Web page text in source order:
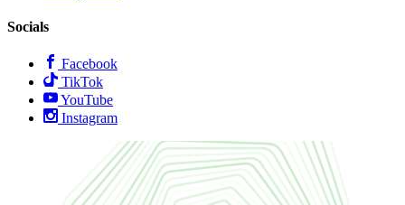
Socials
Facebook
TikTok
YouTube
Instagram